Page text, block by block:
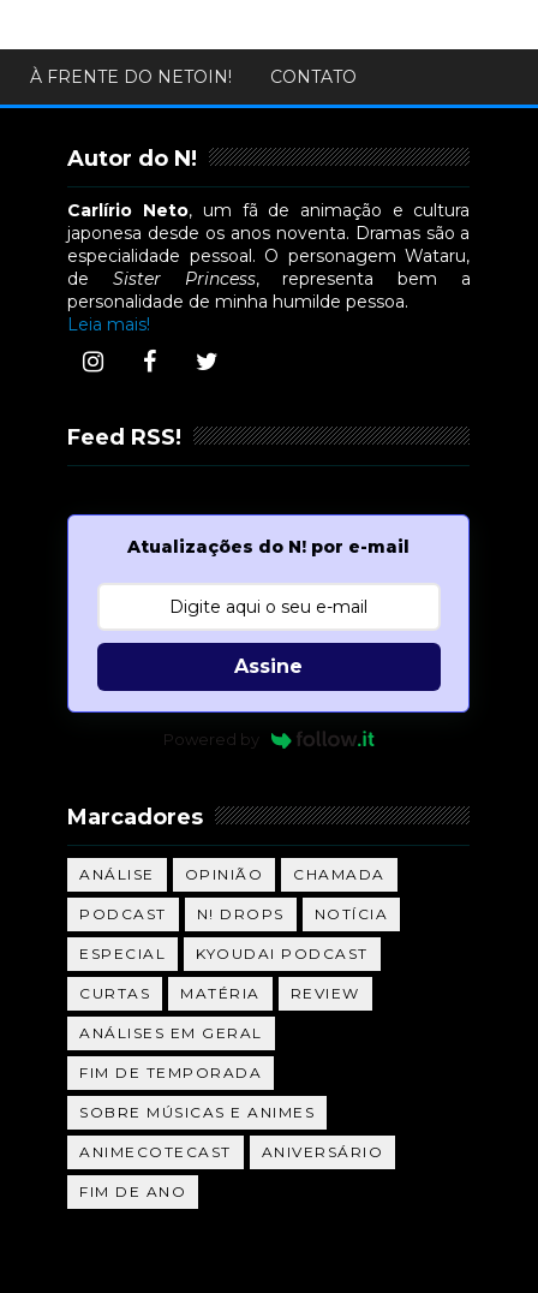
À FRENTE DO NETOIN! CONTATO
Autor do N!
Carlírio Neto, um fã de animação e cultura
japonesa desde os anos noventa. Dramas são a
especialidade pessoal. O personagem Wataru,
deSister Princess, representa bem a
personalidade de minha humilde pessoa.
Leia mais!
Feed RSS!
Atualizações do N! por e-mail
Assine
Powered by
Marcadores
ANÁLISE OPINIÃO CHAMADA
PODCAST N! DROPS NOTÍCIA
ESPECIAL KYOUDAI PODCAST
CURTAS MATÉRIA REVIEW
ANÁLISES EM GERAL
FIM DE TEMPORADA
SOBRE MÚSICAS E ANIMES
ANIMECOTECAST ANIVERSÁRIO
FIM DE ANO